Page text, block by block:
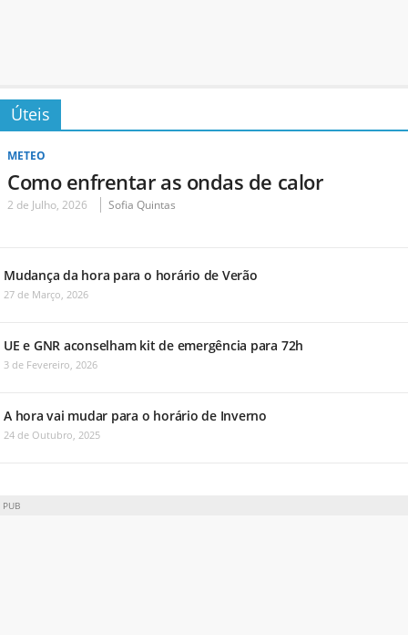
Úteis
METEO
Como enfrentar as ondas de calor
2 de Julho, 2026 Sofia Quintas
Mudança da hora para o horário de Verão
27 de Março, 2026
UE e GNR aconselham kit de emergência para 72h
3 de Fevereiro, 2026
A hora vai mudar para o horário de Inverno
24 de Outubro, 2025
PUB